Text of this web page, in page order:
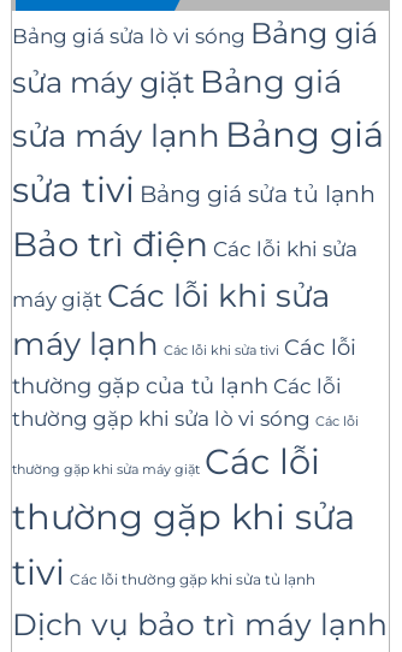
Bảng giá sửa lò vi sóng Bảng giá
sửa máy giặt Bảng giá
sửa máy lạnh Bảng giá
sửa tivi Bảng giá sửa tủ lạnh
Bảo trì điện Các lỗi khi sửa
máy giặt Các lỗi khi sửa
máy lạnh Các lỗi khi sửa tivi Các lỗi
thường gặp của tủ lạnh Các lỗi
thường gặp khi sửa lò vi sóng Các lỗi
thường gặp khi sửa máy giặt Các lỗi
thường gặp khi sửa
tivi Các lỗi thường gặp khi sửa tủ lạnh
Dịch vụ bảo trì máy lạnh